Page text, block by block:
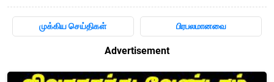
முக்கிய செய்திகள் பிரபலமானவை
Advertisement